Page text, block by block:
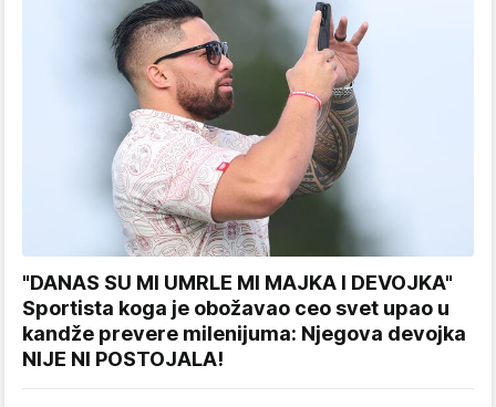
"DANAS SU MI UMRLE MI MAJKA I DEVOJKA"
Sportista koga je obožavao ceo svet upao u
kandže prevere milenijuma: Njegova devojka
NIJE NI POSTOJALA!